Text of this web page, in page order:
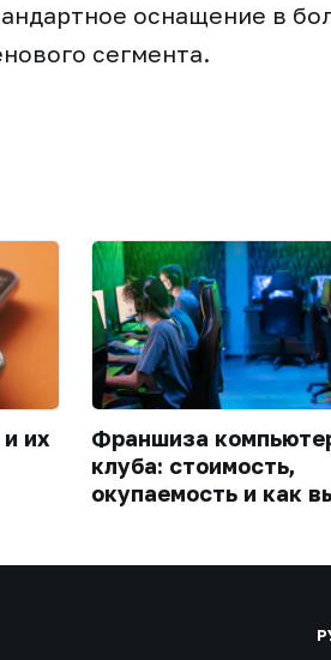
оснащение в
сегмента.
их
Франшиза
клуба: стоимость,
окупаемость и как